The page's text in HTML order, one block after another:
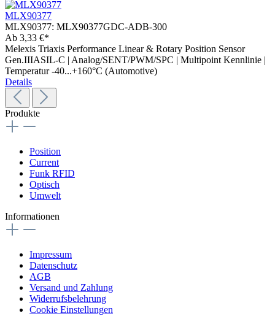
MLX90377
MLX90377: MLX90377GDC-ADB-300
Ab 3,33 €*
Melexis Triaxis Performance Linear & Rotary Position Sensor
Gen.IIIASIL-C | Analog/SENT/PWM/SPC | Multipoint Kennlinie |
Temperatur -40...+160°C (Automotive)
Details
Produkte
Position
Current
Funk RFID
Optisch
Umwelt
Informationen
Impressum
Datenschutz
AGB
Versand und Zahlung
Widerrufsbelehrung
Cookie Einstellungen